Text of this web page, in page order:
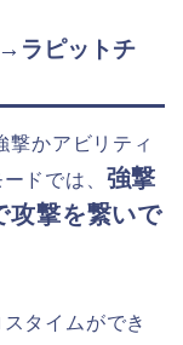
ラピットチ
撃かアビリティ
ドでは、 強撃
攻撃を繋いで
タイムができ